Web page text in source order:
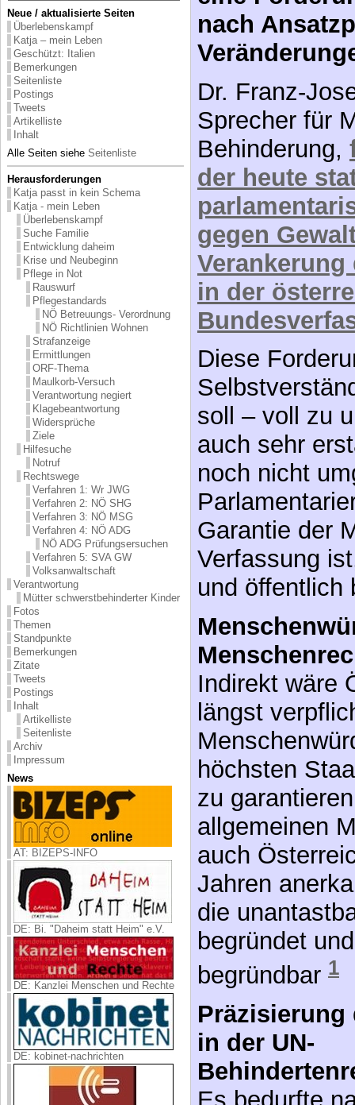
Neue / aktualisierte Seiten
Überlebenskampf
Katja – mein Leben
Geschützt: Italien
Bemerkungen
Seitenliste
Postings
Tweets
Artikelliste
Inhalt
Alle Seiten siehe Seitenliste
Herausforderungen
Katja passt in kein Schema
Katja - mein Leben
Überlebenskampf
Suche Familie
Entwicklung daheim
Krise und Neubeginn
Pflege in Not
Rauswurf
Pflegestandards
NÖ Betreuungs- Verordnung
NÖ Richtlinien Wohnen
Strafanzeige
Ermittlungen
ORF-Thema
Maulkorb-Versuch
Verantwortung negiert
Klagebeantwortung
Widersprüche
Ziele
Hilfesuche
Notruf
Rechtswege
Verfahren 1: Wr JWG
Verfahren 2: NÖ SHG
Verfahren 3: NÖ MSG
Verfahren 4: NÖ ADG
NÖ ADG Prüfungsersuchen
Verfahren 5: SVA GW
Volksanwaltschaft
Verantwortung
Mütter schwerstbehinderter Kinder
Fotos
Themen
Standpunkte
Bemerkungen
Zitate
Tweets
Postings
Inhalt
Artikelliste
Seitenliste
Archiv
Impressum
News
AT: BIZEPS-INFO
DE: Bi. "Daheim statt Heim" e.V.
DE: Kanzlei Menschen und Rechte
DE: kobinet-nachrichten
in der
eine
nach
Dr. Franz-
Sprecher für
Behinderung,
der heute
gegen
in der
Diese
soll – voll zu
auch sehr
noch nicht
Garantie der
Verfassung
und öffentlich
Indirekt wäre
längst
höchsten
zu
allgemeinen
auch
Jahren
die
begründet
begründbar 1